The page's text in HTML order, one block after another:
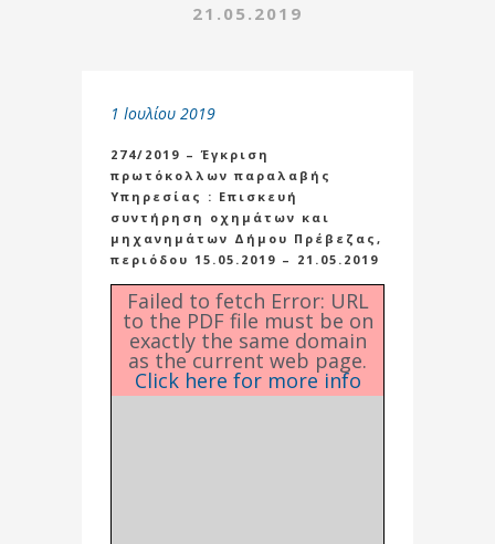
21.05.2019
1 Ιουλίου 2019
274/2019 – Έγκριση
πρωτόκολλων παραλαβής
Υπηρεσίας : Επισκευή
συντήρηση οχημάτων και
μηχανημάτων Δήμου Πρέβεζας,
περιόδου 15.05.2019 – 21.05.2019
Failed to fetch Error: URL
to the PDF file must be on
exactly the same domain
as the current web page.
Click here for more info